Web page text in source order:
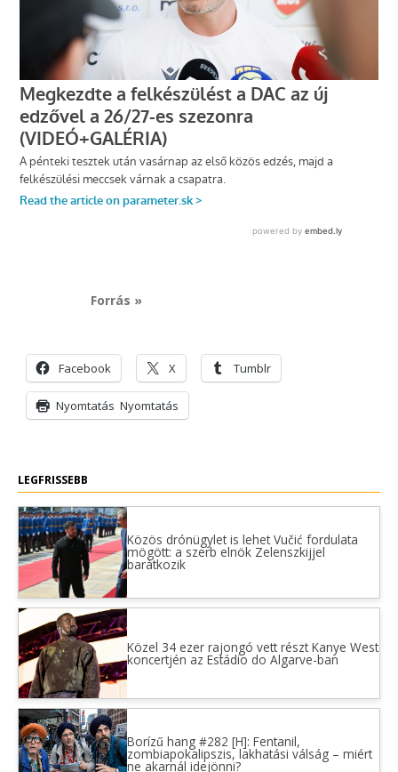
Forrás »
Facebook X Tumblr
Nyomtatás Nyomtatás
LEGFRISSEBB
Közös drónügylet is lehet Vučić fordulata
mögött: a szerb elnök Zelenszkijjel
barátkozik
Közel 34 ezer rajongó vett részt Kanye West
koncertjén az Estádio do Algarve-ban
Borízű hang #282 [H]: Fentanil,
zombiapokalipszis, lakhatási válság – miért
ne akarnál idejönni?